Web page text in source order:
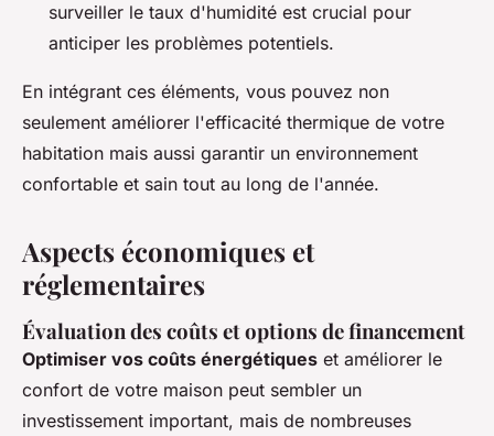
surveiller le taux d'humidité est crucial pour
anticiper les problèmes potentiels.
En intégrant ces éléments, vous pouvez non
seulement améliorer l'efficacité thermique de votre
habitation mais aussi garantir un environnement
confortable et sain tout au long de l'année.
Aspects économiques et
réglementaires
Évaluation des coûts et options de financement
Optimiser vos coûts énergétiques et améliorer le
confort de votre maison peut sembler un
investissement important, mais de nombreuses